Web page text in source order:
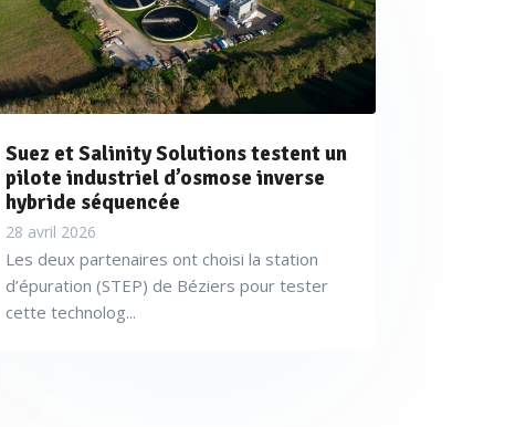
Suez et Salinity Solutions testent un
pilote industriel d’osmose inverse
hybride séquencée
28 avril 2026
Les deux partenaires ont choisi la station
d’épuration (STEP) de Béziers pour tester
cette technolog...